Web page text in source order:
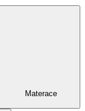
Materace